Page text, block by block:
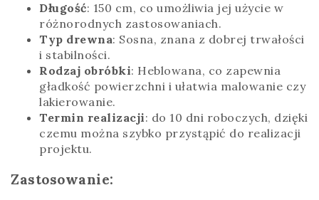
Długość: 150 cm, co umożliwia jej użycie w
różnorodnych zastosowaniach.
Typ drewna: Sosna, znana z dobrej trwałości
i stabilności.
Rodzaj obróbki: Heblowana, co zapewnia
gładkość powierzchni i ułatwia malowanie czy
lakierowanie.
Termin realizacji: do 10 dni roboczych, dzięki
czemu można szybko przystąpić do realizacji
projektu.
Zastosowanie: